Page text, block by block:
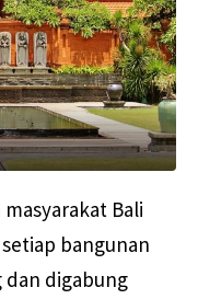
Bali
bangunan
dan digabung